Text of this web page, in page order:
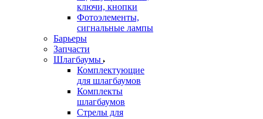
ключи, кнопки
Фотоэлементы,
сигнальные лампы
Барьеры
Запчасти
Шлагбаумы
Комплектующие
для шлагбаумов
Комплекты
шлагбаумов
Стрелы для